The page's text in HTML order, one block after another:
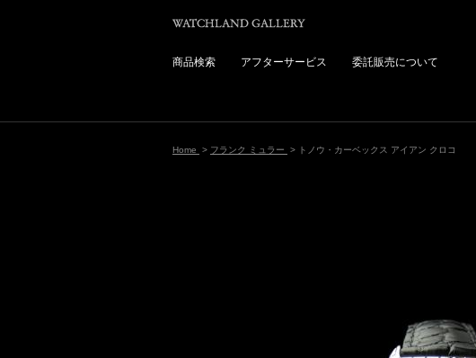
商品検索 アフターサービス 委託販売について
Home > フランク ミュラー > トノウ・カーベックス アイアン クロコ